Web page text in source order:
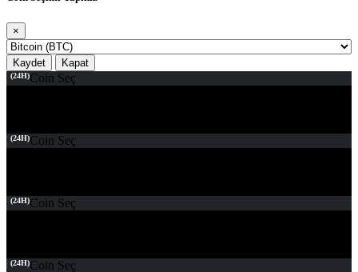
×
Kaydet Kapat
(24H)Coin Seç
(24H)Coin Seç
(24H)Coin Seç
(24H)Coin Seç